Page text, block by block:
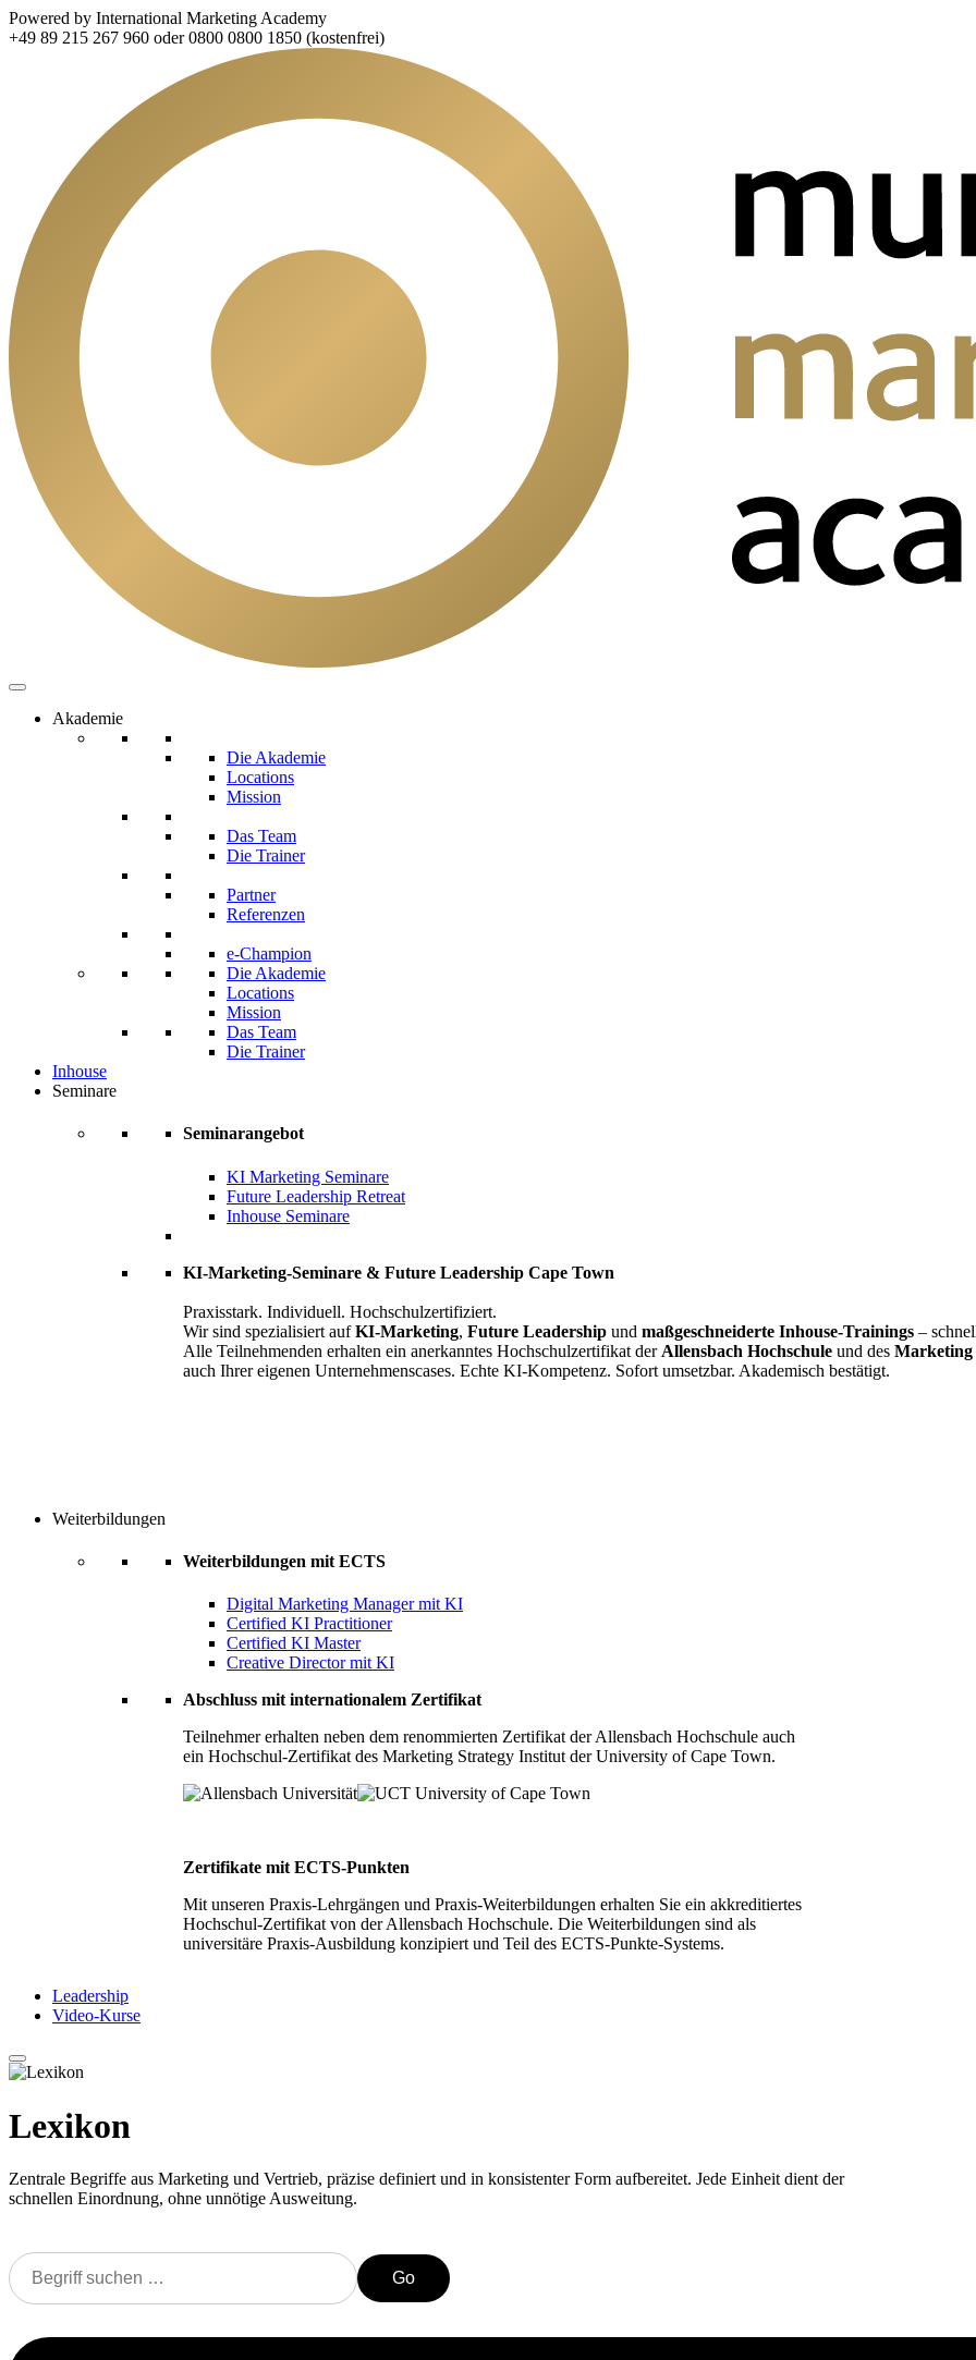
Powered by International Marketing Academy
+49 89 215 267 960 oder 0800 0800 1850 (kostenfrei)
Akademie
Die Akademie
Locations
Mission
Das Team
Die Trainer
Partner
Referenzen
e-Champion
Die Akademie
Locations
Mission
Das Team
Die Trainer
Inhouse
Seminare
Seminarangebot
KI Marketing Seminare
Future Leadership Retreat
Inhouse Seminare
KI-Marketing-Seminare & Future Leadership Cape Town
Praxisstark. Individuell. Hochschulzertifiziert.
Wir sind spezialisiert aufKI-Marketing, Future Leadership und maßgeschneiderte Inhouse-Trainings –
Alle Teilnehmenden erhalten ein anerkanntes Hochschulzertifikat der Allensbach Hochschule und des Marketing
auch Ihrer eigenen Unternehmenscases. Echte KI-Kompetenz. Sofort umsetzbar. Akademisch bestätigt.
Weiterbildungen
Weiterbildungen mit ECTS
Digital Marketing Manager mit KI
Certified KI Practitioner
Certified KI Master
Creative Director mit KI
Abschluss mit internationalem Zertifikat
Teilnehmer erhalten neben dem renommierten Zertifikat der Allensbach Hochschule auch
ein Hochschul-Zertifikat des Marketing Strategy Institut der University of Cape Town.
Zertifikate mit ECTS-Punkten
Mit unseren Praxis-Lehrgängen und Praxis-Weiterbildungen erhalten Sie ein akkreditiertes
Hochschul-Zertifikat von der Allensbach Hochschule. Die Weiterbildungen sind als
universitäre Praxis-Ausbildung konzipiert und Teil des ECTS-Punkte-Systems.
Leadership
Video-Kurse
Lexikon
Zentrale Begriffe aus Marketing und Vertrieb, präzise definiert und in konsistenter Form aufbereitet. Jede Einheit dient der
schnellen Einordnung, ohne unnötige Ausweitung.
Go